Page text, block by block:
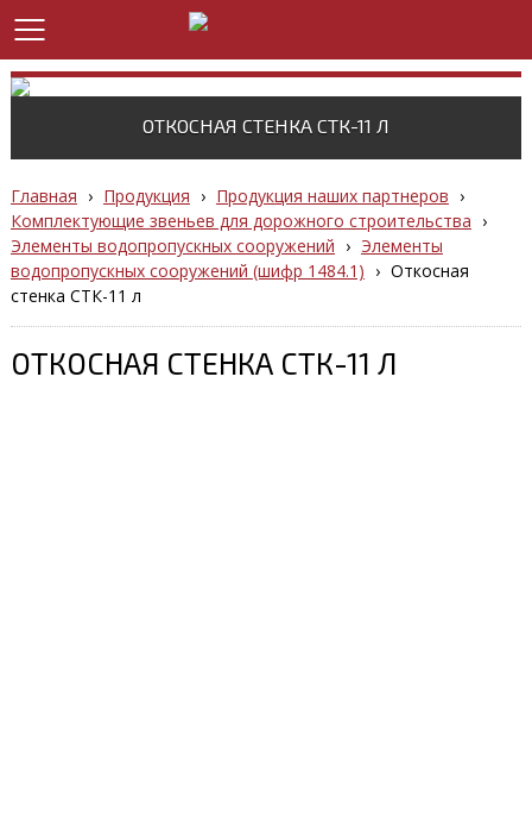
ОТКОСНАЯ СТЕНКА СТК-11 Л
Главная › Продукция › Продукция наших партнеров ›
Комплектующие звеньев для дорожного строительства ›
Элементы водопропускных сооружений › Элементы
водопропускных сооружений (шифр 1484.1) › Откосная
стенка СТК-11 л
ОТКОСНАЯ СТЕНКА СТК-11 Л